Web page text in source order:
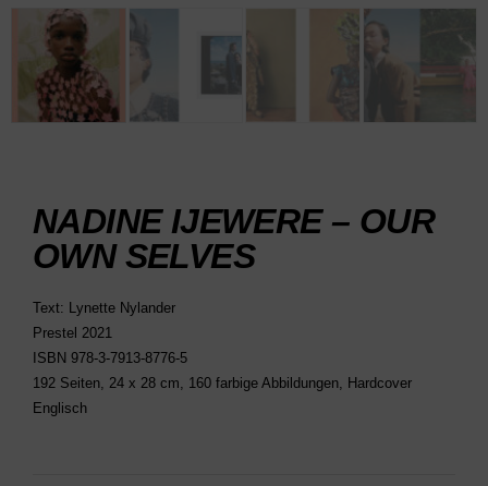
NADINE IJEWERE – OUR
OWN SELVES
Text: Lynette Nylander
Prestel 2021
ISBN 978-3-7913-8776-5
192 Seiten, 24 x 28 cm, 160 farbige Abbildungen, Hardcover
Englisch